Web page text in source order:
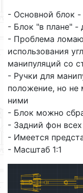
- Основной блок
- Блок "в плане" -
- Проблема
использования
манипуляций со
- Ручки для
положение, но не
ними
- Блок можно
- Задний фон
- Имеется
- Масштаб 1:1